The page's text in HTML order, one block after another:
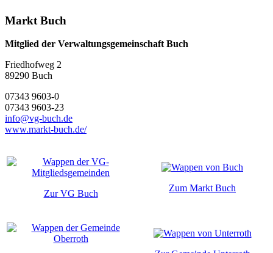
Markt Buch
Mitglied der Verwaltungsgemeinschaft Buch
Friedhofweg 2
89290 Buch
07343 9603-0
07343 9603-23
info@vg-buch.de
www.markt-buch.de/
Zur VG Buch
Zum Markt Buch